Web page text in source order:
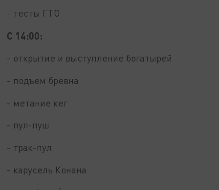
- тесты ГТО
С 14:00:
- открытие и выступление богатырей
- подъем бревна
- метание кег
- пул-пуш
- трак-пул
- карусель Конана